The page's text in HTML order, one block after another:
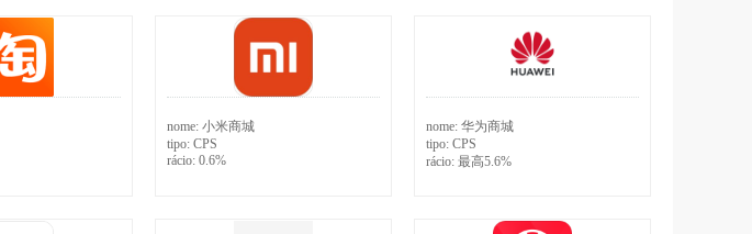
nome: 小米商城
tipo: CPS
rácio: 0.6%
nome: 华为商城
tipo: CPS
rácio: 最高5.6%